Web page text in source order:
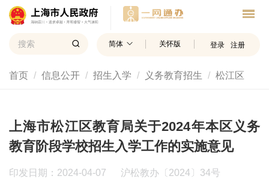
简体 关怀版 登录 注册
首页 信息公开 招生入学 义务教育招生 松江区
上海市松江区教育局关于2024年本区义务
教育阶段学校招生入学工作的实施意见
印发日期：2024-04-07 沪松教办〔2024〕34号